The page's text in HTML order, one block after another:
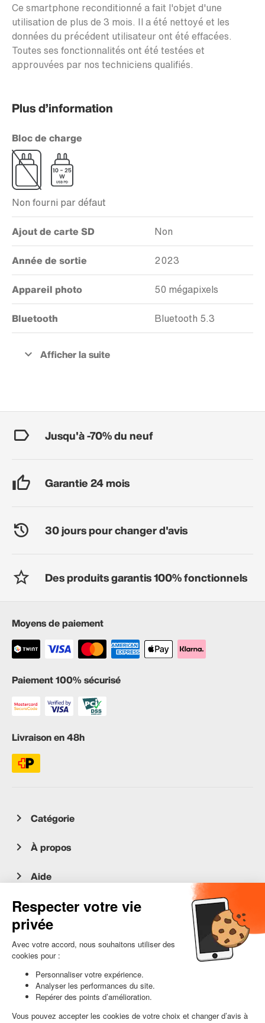
Ce smartphone reconditionné a fait l'objet d'une
utilisation de plus de 3 mois. Il a été nettoyé et les
données du précédent utilisateur ont été effacées.
Toutes ses fonctionnalités ont été testées et
approuvées par nos techniciens qualifiés.
Plus d’information
Bloc de charge
Non fourni par défaut
Ajout de carte SD Non
Année de sortie 2023
Appareil photo 50 mégapixels
Bluetooth Bluetooth 5.3
Jusqu'à -70% du neuf
Garantie 24 mois
30 jours pour changer d'avis
Des produits garantis 100% fonctionnels
Moyens de paiement
Paiement 100% sécurisé
Livraison en 48h
Catégorie
À propos
Aide
Service client
occasion.migros.mobile@recommerce.com
Lundi-Vendredi 08:00-17:00